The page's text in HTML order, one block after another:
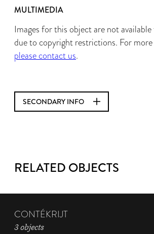
MULTIMEDIA
Images for this object are not
due to copyright restrictions. For
please contact us.
SECONDARY INFO
RELATED OBJECTS
CONTÉKRIJT
3 objects